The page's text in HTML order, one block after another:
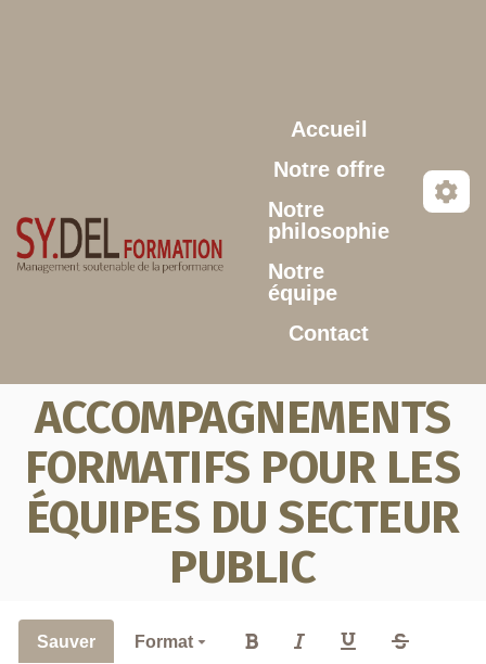
Accueil
Notre offre
Notre
philosophie
Notre
équipe
Contact
ACCOMPAGNEMENTS
FORMATIFS POUR LES
ÉQUIPES DU SECTEUR
PUBLIC
Sauver Format